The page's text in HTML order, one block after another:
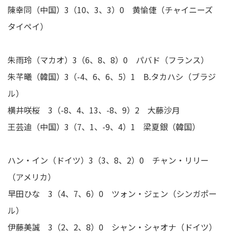
陳幸同（中国）3（10、3、3）0 黄愉倢（チャイニーズ
タイペイ）
朱雨玲（マカオ）3（6、8、8）0 パバド（フランス）
朱芊曦（韓国）3（-4、6、6、5）1 B.タカハシ（ブラジ
ル）
横井咲桜 3（-8、4、13、-8、9）2 大藤沙月
王芸迪（中国）3（7、1、-9、4）1 梁夏銀（韓国）
ハン・イン（ドイツ）3（3、8、2）0 チャン・リリー
（アメリカ）
早田ひな 3（4、7、6）0 ツォン・ジェン（シンガポー
ル）
伊藤美誠 3（2、2、8）0 シャン・シャオナ（ドイツ）